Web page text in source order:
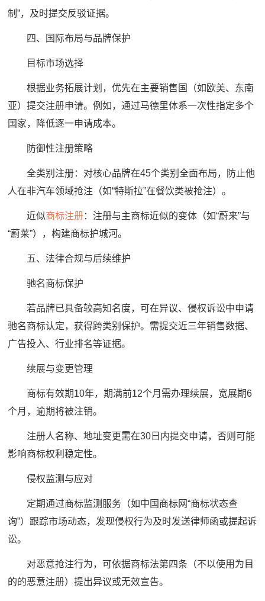
制”，及时提交反驳证据。
四、国际布局与品牌保护
目标市场选择
根据业务拓展计划，优先在主要销售国（如欧美、东南
亚）提交注册申请。例如，通过马德里体系一次性指定多个
国家，降低逐一申请成本。
防御性注册策略
全类别注册：对核心品牌在45个类别全面布局，防止他
人在非汽车领域抢注（如“特斯拉”在餐饮类被抢注）。
近似商标注册：注册与主商标近似的变体（如“蔚来”与
“蔚莱”），构建商标护城河。
五、法律合规与后续维护
驰名商标保护
若品牌已具备较高知名度，可在异议、侵权诉讼中申请
驰名商标认定，获得跨类别保护。需提交近三年销售数据、
广告投入、行业排名等证据。
续展与变更管理
商标有效期10年，期满前12个月需办理续展，宽展期6
个月，逾期将被注销。
注册人名称、地址变更需在30日内提交申请，否则可能
影响商标权利稳定性。
侵权监测与应对
定期通过商标监测服务（如中国商标网“商标状态查
询”）跟踪市场动态，发现侵权行为及时发送律师函或提起诉
讼。
对恶意抢注行为，可依据商标法第四条（不以使用为目
的的恶意注册）提出异议或无效宣告。